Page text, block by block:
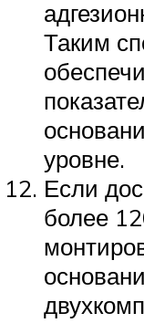
Таким
уровне.
Если
более